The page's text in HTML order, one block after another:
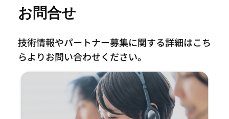
お問合せ
技術情報やパートナー募集に関する詳細はこち
らよりお問い合わせください。